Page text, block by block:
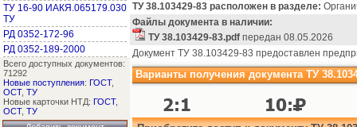
ТУ 16-90 ИАКЯ.065179.030
ТУ
РД 0352-172-96
РД 0352-189-2000
Всего доступных документов:
71292
Новые поступления: ГОСТ,
ОСТ, ТУ
Новые карточки НТД: ГОСТ,
ОСТ, ТУ
ТУ 38.103429-83 расположен в разделе:
Файлы документа в наличии:
ТУ 38.103429-83.pdf передан 08.05.2026
Документ ТУ 38.103429-83 предоставлен
Варианты получения документа ТУ